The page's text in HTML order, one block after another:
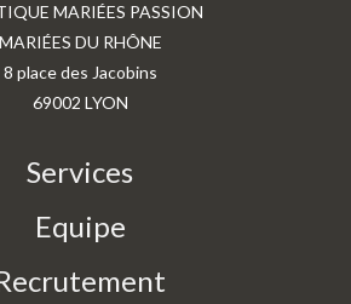
MARIÉES PASSION
MARIÉES DU RHÔNE
8 place des Jacobins
69002 LYON
Services
Equipe